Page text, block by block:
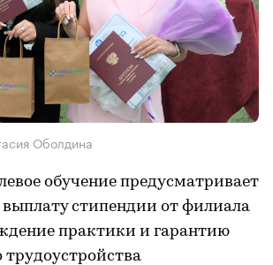
Оболдина
обучение предусматривает
стипендии от филиала
практики и гарантию